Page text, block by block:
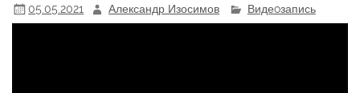
05.05.2021 Александр Изосимов Видеoзапись